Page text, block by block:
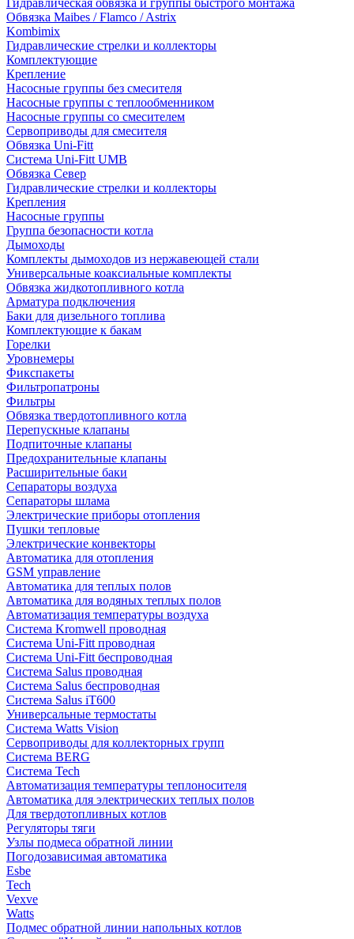
Обвязка Maibes / Flamco / Astrix
Kombimix
Гидравлические стрелки и коллекторы
Комплектующие
Крепление
Насосные группы без смесителя
Насосные группы с теплообменником
Насосные группы со смесителем
Сервоприводы для смесителя
Обвязка Uni-Fitt
Система Uni-Fitt UMB
Обвязка Север
Гидравлические стрелки и коллекторы
Крепления
Насосные группы
Группа безопасности котла
Дымоходы
Комплекты дымоходов из нержавеющей стали
Универсальные коаксиальные комплекты
Обвязка жидкотопливного котла
Арматура подключения
Баки для дизельного топлива
Комплектующие к бакам
Горелки
Уровнемеры
Фикспакеты
Фильтропатроны
Фильтры
Обвязка твердотопливного котла
Перепускные клапаны
Подпиточные клапаны
Предохранительные клапаны
Расширительные баки
Сепараторы воздуха
Сепараторы шлама
Электрические приборы отопления
Пушки тепловые
Электрические конвекторы
Автоматика для отопления
GSM управление
Автоматика для теплых полов
Автоматика для водяных теплых полов
Автоматизация температуры воздуха
Система Kromwell проводная
Система Uni-Fitt проводная
Система Uni-Fitt беспроводная
Система Salus проводная
Система Salus беспроводная
Система Salus iT600
Универсальные термостаты
Система Watts Vision
Сервоприводы для коллекторных групп
Система BERG
Система Tech
Автоматизация температуры теплоносителя
Автоматика для электрических теплых полов
Для твердотопливных котлов
Регуляторы тяги
Узлы подмеса обратной линии
Погодозависимая автоматика
Esbe
Tech
Vexve
Watts
Подмес обратной линии напольных котлов